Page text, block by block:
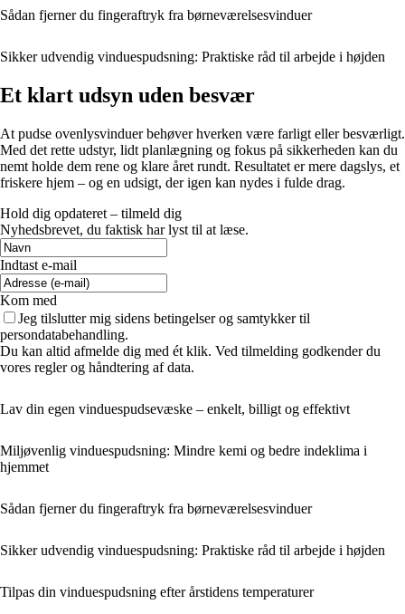
Sådan fjerner du fingeraftryk fra børneværelsesvinduer
Sikker udvendig vinduespudsning: Praktiske råd til arbejde i højden
Et klart udsyn uden besvær
At pudse ovenlysvinduer behøver hverken være farligt eller besværligt.
Med det rette udstyr, lidt planlægning og fokus på sikkerheden kan du
nemt holde dem rene og klare året rundt. Resultatet er mere dagslys, et
friskere hjem – og en udsigt, der igen kan nydes i fulde drag.
Hold dig opdateret – tilmeld dig
Nyhedsbrevet, du faktisk har lyst til at læse.
Indtast e-mail
Kom med
Jeg tilslutter mig sidens betingelser og samtykker til
persondatabehandling.
Du kan altid afmelde dig med ét klik. Ved tilmelding godkender du
vores regler og håndtering af data.
Lav din egen vinduespudsevæske – enkelt, billigt og effektivt
Miljøvenlig vinduespudsning: Mindre kemi og bedre indeklima i
hjemmet
Sådan fjerner du fingeraftryk fra børneværelsesvinduer
Sikker udvendig vinduespudsning: Praktiske råd til arbejde i højden
Tilpas din vinduespudsning efter årstidens temperaturer